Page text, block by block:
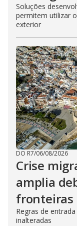
Soluções
permitem utilizar
exterior
DO R7/06/08/2026
Crise
amplia
fronteiras
Regras de
inalteradas